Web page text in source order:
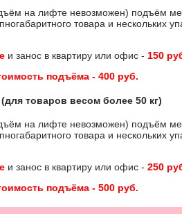
на лифте невозможен) подъём
товара и нескольких
и занос в квартиру или офис - 150
подъёма - 400 руб.
товаров весом более 50 кг)
на лифте невозможен) подъём
товара и нескольких
и занос в квартиру или офис - 250
подъёма - 500 руб.